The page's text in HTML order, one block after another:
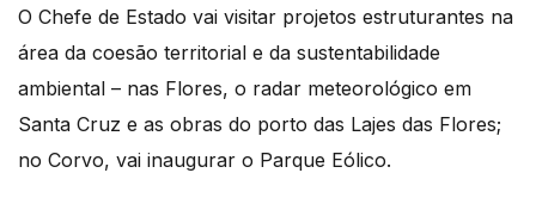
O Chefe de Estado vai visitar projetos estruturantes na
área da coesão territorial e da sustentabilidade
ambiental – nas Flores, o radar meteorológico em
Santa Cruz e as obras do porto das Lajes das Flores;
no Corvo, vai inaugurar o Parque Eólico.